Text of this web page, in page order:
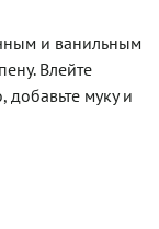
и ванильным
Влейте
добавьте муку и